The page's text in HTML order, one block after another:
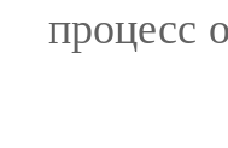
процесс